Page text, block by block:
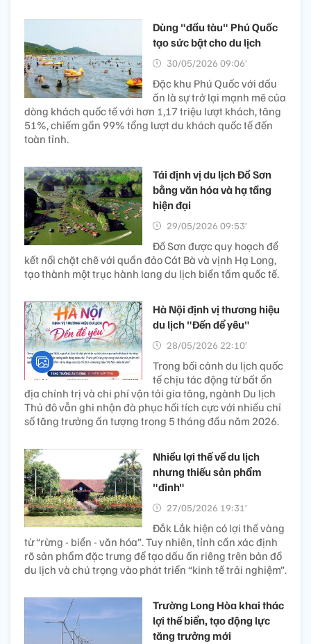
Dùng "đầu tàu" Phú Quốc
tạo sức bật cho du lịch
30/05/2026 09:06’
Đặc khu Phú Quốc với dấu
ấn là sự trở lại mạnh mẽ của
dòng khách quốc tế với hơn 1,17 triệu lượt khách, tăng
51%, chiếm gần 99% tổng lượt du khách quốc tế đến
toàn tỉnh.
Tái định vị du lịch Đồ Sơn
bằng văn hóa và hạ tầng
hiện đại
29/05/2026 09:53’
Đồ Sơn được quy hoạch để
kết nối chặt chẽ với quần đảo Cát Bà và vịnh Hạ Long,
tạo thành một trục hành lang du lịch biển tầm quốc tế.
Hà Nội định vị thương hiệu
du lịch "Đến để yêu"
28/05/2026 22:10’
Trong bối cảnh du lịch quốc
tế chịu tác động từ bất ổn
địa chính trị và chi phí vận tải gia tăng, ngành Du lịch
Thủ đô vẫn ghi nhận đà phục hồi tích cực với nhiều chỉ
số tăng trưởng ấn tượng trong 5 tháng đầu năm 2026.
Nhiều lợi thế về du lịch
nhưng thiếu sản phẩm
"đinh"
27/05/2026 19:31’
Đắk Lắk hiện có lợi thế vàng
từ “rừng - biển - văn hóa”. Tuy nhiên, tỉnh cần xác định
rõ sản phẩm đặc trưng để tạo dấu ấn riêng trên bản đồ
du lịch và chú trọng vào phát triển “kinh tế trải nghiệm”.
Trường Long Hòa khai thác
lợi thế biển, tạo động lực
tăng trưởng mới